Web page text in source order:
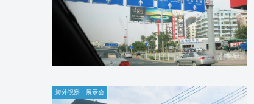
海外視察・展示会